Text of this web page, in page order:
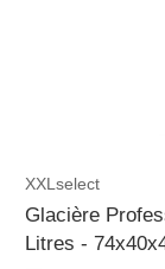
XXLselect
Glacière
Litres -